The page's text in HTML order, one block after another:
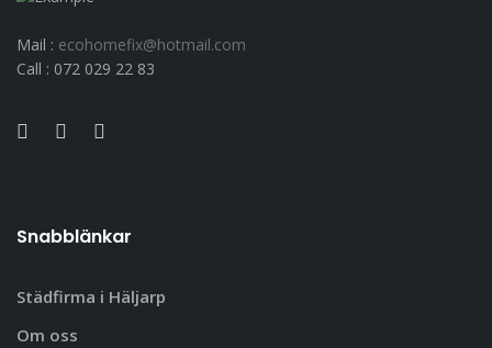
Mail : ecohomefix@hotmail.com
Call : 072 029 22 83
Snabblänkar
Städfirma i Häljarp
Om oss